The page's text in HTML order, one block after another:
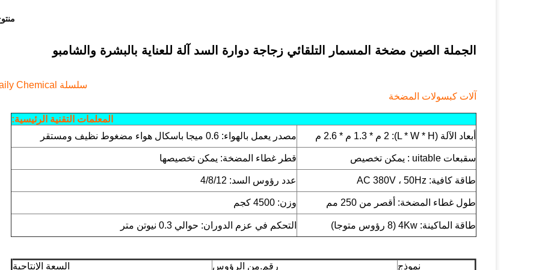
الجملة الصين مضخة المسمار التلقائي زجاجة دوارة السد آلة للعناية بالبشرة والشامبو
سلسلة SP Daily Chemical
آلات كبسولات المضخة
المعلمات التقنية الرئيسية:
أبعاد الآلة (L * W * H):
2 م * 1.3 م * 2.6 م مصدر يعمل بالهواء: 0.6 ميجا باسكال هواء مضغوط نظيف ومستقر
سقبعات uitable : يمكن تخصيص قطر غطاء المضخة: يمكن تخصيصها
طاقة كافية: AC 380V ، 50Hz عدد رؤوس السد: 4/8/12
طول غطاء المضخة: أقصر من 250 مم وزن: 4500 كجم
طاقة الماكينة: 4Kw (8 رؤوس متوجا) التحكم في عزم الدوران: حوالي 0.3 نيوتن متر
نموذج رقم.من الرؤوس
السعة الإنتاجية